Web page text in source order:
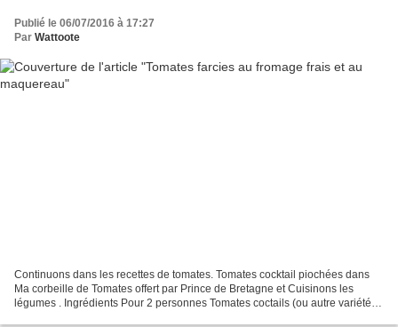
Publié le 06/07/2016 à 17:27
Par Wattoote
Continuons dans les recettes de tomates. Tomates cocktail piochées dans
Ma corbeille de Tomates offert par Prince de Bretagne et Cuisinons les
légumes . Ingrédients Pour 2 personnes Tomates coctails (ou autre variété